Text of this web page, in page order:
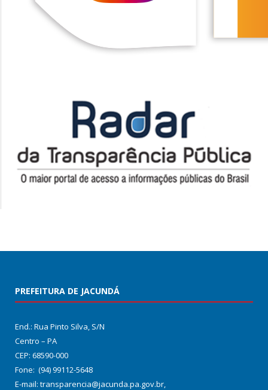
PREFEITURA DE JACUNDÁ
End.: Rua Pinto Silva, S/N
Centro – PA
CEP: 68590-000
Fone: (94) 99112-5648
E-mail: transparencia@jacunda.pa.gov.br,